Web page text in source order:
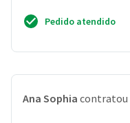
Pedido atendido
Ana Sophia contratou